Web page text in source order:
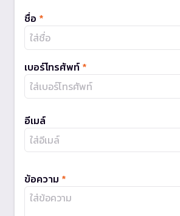
ชื่อ *
เบอร์โทรศัพท์ *
อีเมล์
ข้อความ *